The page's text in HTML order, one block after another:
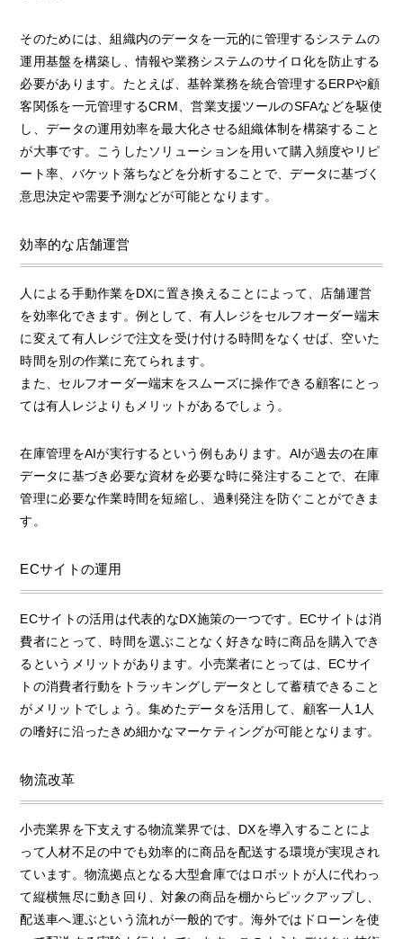
そのためには、組織内のデータを一元的に管理するシステムの
運用基盤を構築し、情報や業務システムのサイロ化を防止する
必要があります。たとえば、基幹業務を統合管理するERPや顧
客関係を一元管理するCRM、営業支援ツールのSFAなどを駆使
し、データの運用効率を最大化させる組織体制を構築すること
が大事です。こうしたソリューションを用いて購入頻度やリピ
ート率、バケット落ちなどを分析することで、データに基づく
意思決定や需要予測などが可能となります。
効率的な店舗運営
人による手動作業をDXに置き換えることによって、店舗運営
を効率化できます。例として、有人レジをセルフオーダー端末
に変えて有人レジで注文を受け付ける時間をなくせば、空いた
時間を別の作業に充てられます。
また、セルフオーダー端末をスムーズに操作できる顧客にとっ
ては有人レジよりもメリットがあるでしょう。
在庫管理をAIが実行するという例もあります。AIが過去の在庫
データに基づき必要な資材を必要な時に発注することで、在庫
管理に必要な作業時間を短縮し、過剰発注を防ぐことができま
す。
ECサイトの運用
ECサイトの活用は代表的なDX施策の一つです。ECサイトは消
費者にとって、時間を選ぶことなく好きな時に商品を購入でき
るというメリットがあります。小売業者にとっては、ECサイ
トの消費者行動をトラッキングしデータとして蓄積できること
がメリットでしょう。集めたデータを活用して、顧客一人1人
の嗜好に沿ったきめ細かなマーケティングが可能となります。
物流改革
小売業界を下支えする物流業界では、DXを導入することによ
って人材不足の中でも効率的に商品を配送する環境が実現され
ています。物流拠点となる大型倉庫ではロボットが人に代わっ
て縦横無尽に動き回り、対象の商品を棚からピックアップし、
配送車へ運ぶという流れが一般的です。海外ではドローンを使